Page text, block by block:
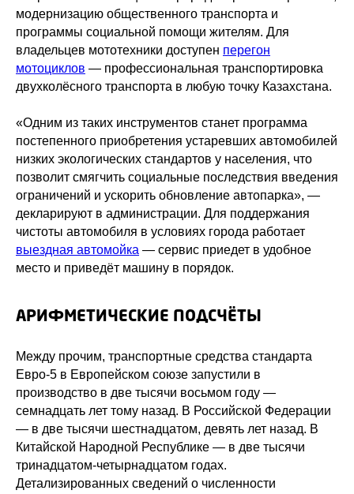
модернизацию общественного транспорта и
программы социальной помощи жителям. Для
владельцев мототехники доступен перегон
мотоциклов — профессиональная транспортировка
двухколёсного транспорта в любую точку Казахстана.
«Одним из таких инструментов станет программа
постепенного приобретения устаревших автомобилей
низких экологических стандартов у населения, что
позволит смягчить социальные последствия введения
ограничений и ускорить обновление автопарка», —
декларируют в администрации. Для поддержания
чистоты автомобиля в условиях города работает
выездная автомойка — сервис приедет в удобное
место и приведёт машину в порядок.
АРИФМЕТИЧЕСКИЕ ПОДСЧЁТЫ
Между прочим, транспортные средства стандарта
Евро-5 в Европейском союзе запустили в
производство в две тысячи восьмом году —
семнадцать лет тому назад. В Российской Федерации
— в две тысячи шестнадцатом, девять лет назад. В
Китайской Народной Республике — в две тысячи
тринадцатом-четырнадцатом годах.
Детализированных сведений о численности